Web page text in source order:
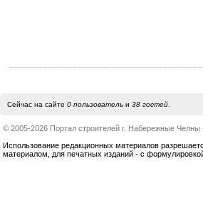
Сейчас на сайте 0 пользовательи 38 гостей.
© 2005-2026 Портал строителей г. Набережные
Использование редакционных материалов
материалом, для печатных изданий - с